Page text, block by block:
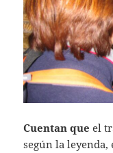
Cuentan que el
según la